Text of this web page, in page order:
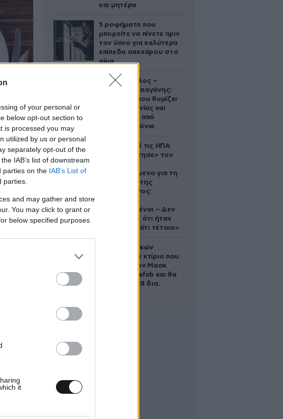
of your personal or
below opt-out section to
is processed you may
utilized by us or personal
separately opt-out of the
IAB’s list of downstream
parties on the IAB’s List of
parties.
and may gather and store
You may click to grant or
below specified purposes
it
η
πριν
θα
από
εδώ
και
και μητέρα
5 ροφήματα που
μπορείτε να πίνετε πριν
τον ύπνο για καλύτερα
επίπεδα σακχάρου στο
αίμα
Νία Βαρντάλος –
Σπύρος Κατσαγάνης:
Μια σχέση που θυμίζει
σενάριο ταινίας και
μετρά πάνω από
τέσσερα χρόνια
Ζευγάρι από τις ΗΠΑ
που «υιοθέτησε» τον
κατηγορούμενο για τη
δολοφονία της
Ελίζαμπεθ Ρος:
συντετριμμένοι – Δεν
έδειξε ποτέ ότι ήταν
ικανός για κάτι τέτοιο»
Το φαραωνικών
διαστάσεων κτίριο που
χτίζει ο Έλον Μασκ
λέγεται Terafab και θα
κοστίσει 16,8 δισ.